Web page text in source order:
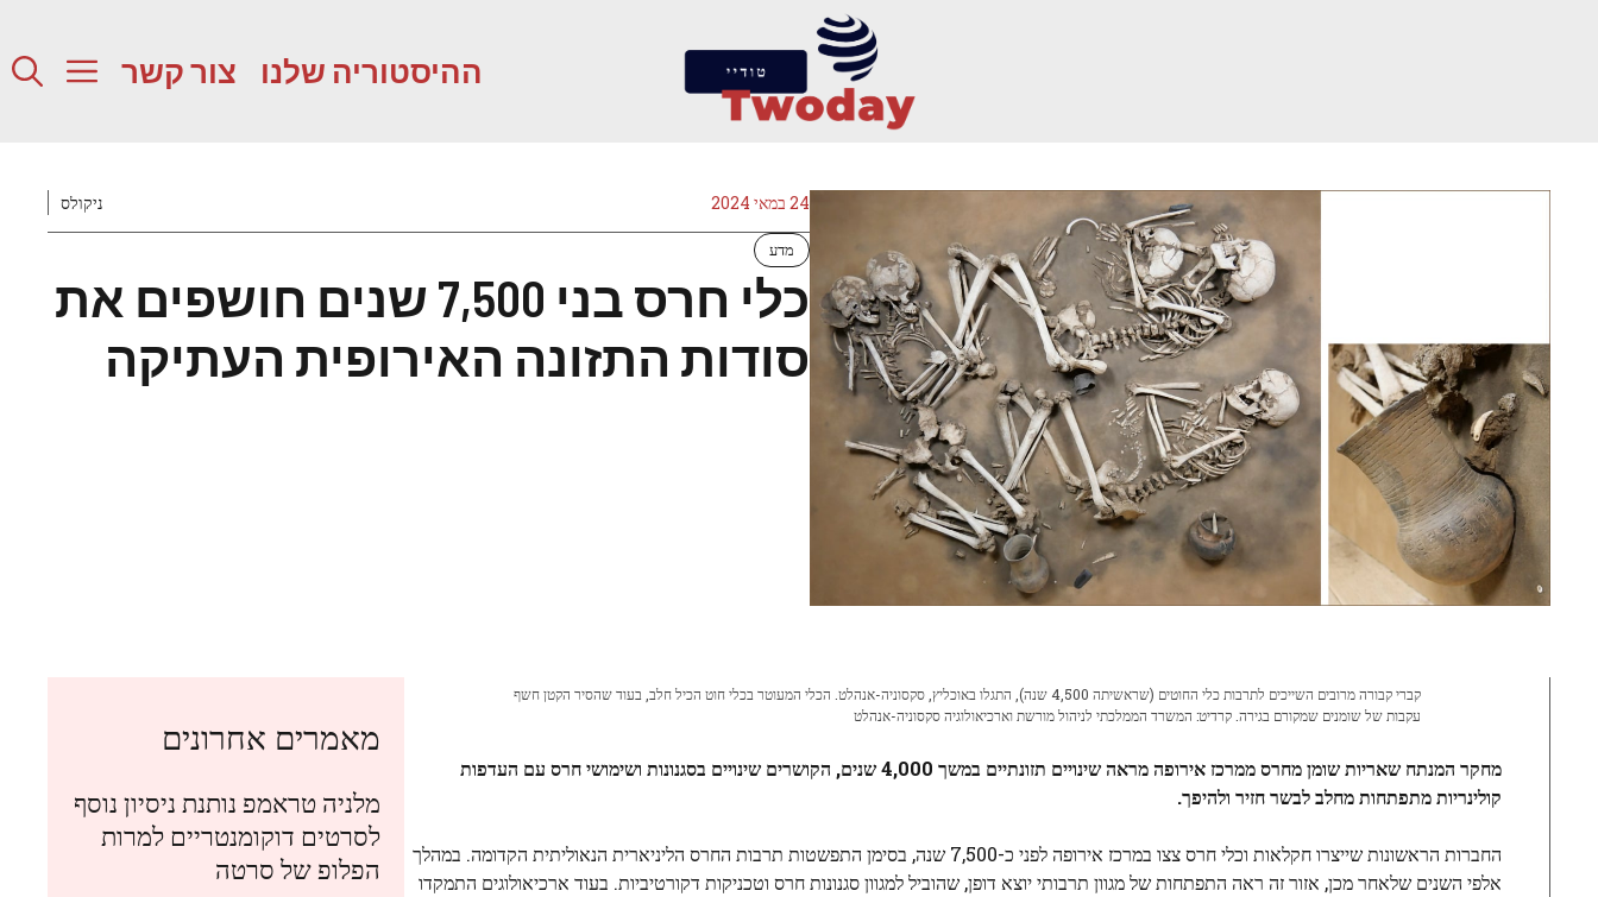
ההיסטוריה שלנו צור קשר
24 במאי 2024 ניקולס
מדע
כלי חרס בני 7,500 שנים חושפים את
סודות התזונה האירופית העתיקה
קברי קבורה מרובים השייכים לתרבות כלי החוטים (שראשיתה 4,500 שנה), התגלו באוכליץ, סקסוניה-אנהלט. הכלי המעוטר בכלי חוט הכיל חלב, בעוד שהסיר הקטן חשף
עקבות של שומנים שמקורם בגירה. קרדיט: המשרד הממלכתי לניהול מורשת וארכיאולוגיה סקסוניה-אנהלט
מחקר המנתח שאריות שומן מחרס ממרכז אירופה מראה שינויים תזונתיים במשך 4,000 שנים, הקושרים שינויים בסגנונות ושימושי חרס עם העדפות
קולינריות מתפתחות מחלב לבשר חזיר ולהיפך.
החברות הראשונות שייצרו חקלאות וכלי חרס צצו במרכז אירופה לפני כ-7,500 שנה, בסימן התפשטות תרבות החרס הליניארית הנאוליתית הקדומה. במהלך
אלפי השנים שלאחר מכן, אזור זה ראה התפתחות של מגוון תרבותי יוצא דופן, שהוביל למגוון סגנונות חרס וטכניקות דקורטיביות. בעוד ארכיאולוגים התמקדו
מאמרים אחרונים
מלניה טראמפ נותנת ניסיון נוסף
לסרטים דוקומנטריים למרות
הפלופ של סרטה